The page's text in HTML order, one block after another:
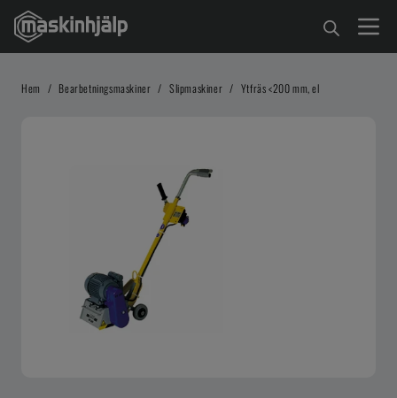
Hem / Bearbetningsmaskiner / Slipmaskiner / Ytfräs <200 mm, el